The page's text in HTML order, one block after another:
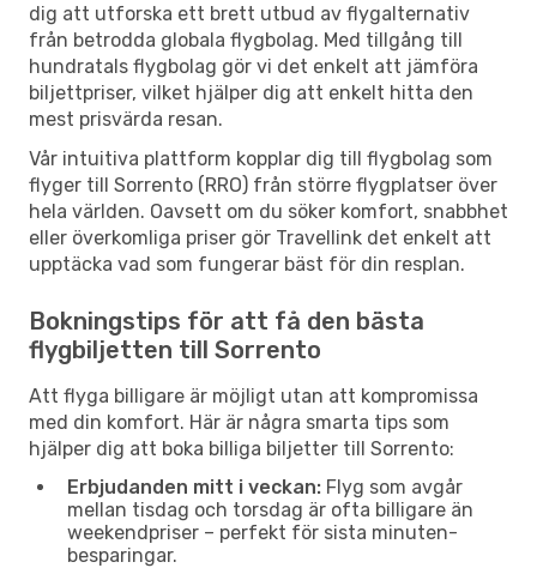
dig att utforska ett brett utbud av flygalternativ
från betrodda globala flygbolag. Med tillgång till
hundratals flygbolag gör vi det enkelt att jämföra
biljettpriser, vilket hjälper dig att enkelt hitta den
mest prisvärda resan.
Vår intuitiva plattform kopplar dig till flygbolag som
flyger till Sorrento (RRO) från större flygplatser över
hela världen. Oavsett om du söker komfort, snabbhet
eller överkomliga priser gör Travellink det enkelt att
upptäcka vad som fungerar bäst för din resplan.
Bokningstips för att få den bästa
flygbiljetten till Sorrento
Att flyga billigare är möjligt utan att kompromissa
med din komfort. Här är några smarta tips som
hjälper dig att boka billiga biljetter till Sorrento:
Erbjudanden mitt i veckan: Flyg som avgår
mellan tisdag och torsdag är ofta billigare än
weekendpriser – perfekt för sista minuten-
besparingar.